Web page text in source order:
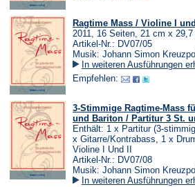
Ragtime Mass / Violine I
2011, 16 Seiten, 21 cm x
Artikel-Nr.: DV07/05
Musik: Johann Simon
In weiteren Ausführungen
Empfehlen:
3-Stimmige Ragtime-Mass
und Bariton / Partitur 3 St.
Enthält: 1 x Partitur (3-
x Gitarre/Kontrabass, 1 x
Violine I Und II
Artikel-Nr.: DV07/08
Musik: Johann Simon
In weiteren Ausführungen